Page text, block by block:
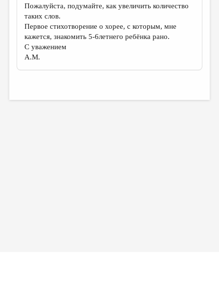
ВКОНТАКТЕ
Пожалуйста, подумайте, как увеличить количество
таких слов.
Первое стихотворение о хорее, с которым, мне
кажется, знакомить 5-6летнего ребёнка рано.
С уважением
А.М.